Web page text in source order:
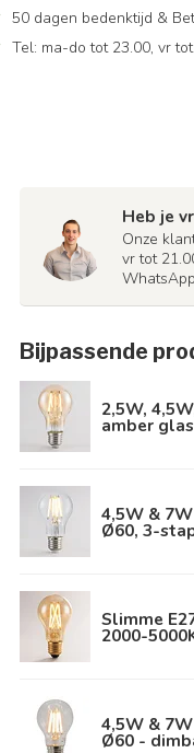
50 dagen bedenktijd &
Tel: ma-do tot 23.00, vr
Heb je
Onze
vr tot
Bijpassende
2,5W,
amber
4,5W &
Ø60, 3-
Slimme
2000-
4,5W &
Ø60 -